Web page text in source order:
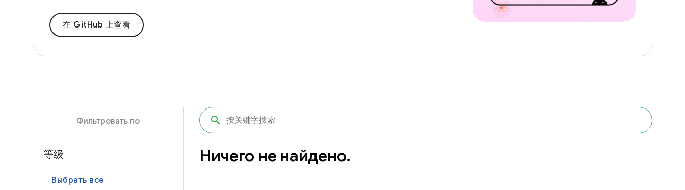
在 GitHub 上查看
Фильтровать по
等级
Выбрать все
Ничего не найдено.